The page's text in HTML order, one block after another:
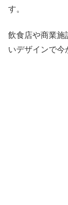
す。
飲食店や商業施
いデザインで今